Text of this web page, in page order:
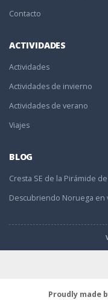
Contacto
ACTIVIDADES
Actividades
Actividades de invierno
Actividades de verano
Viajes
BLOG
Cresta SE de la Pirámide
Descubriendo Noruega en
Proudly made